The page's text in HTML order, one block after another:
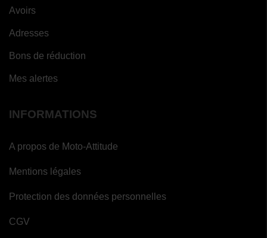
Avoirs
Adresses
Bons de réduction
Mes alertes
INFORMATIONS
A propos de Moto-Attitude
Mentions légales
Protection des données personnelles
CGV